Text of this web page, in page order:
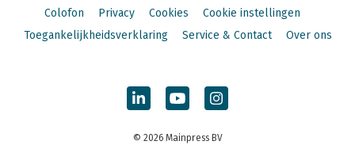
Colofon
Privacy Cookies
Cookie instellingen
Toegankelijkheidsverklaring
Service & Contact Over ons
© 2026 Mainpress BV